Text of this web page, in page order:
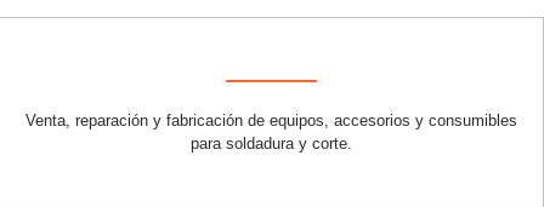
Venta, reparación y fabricación de equipos, accesorios y consumibles
para soldadura y corte.